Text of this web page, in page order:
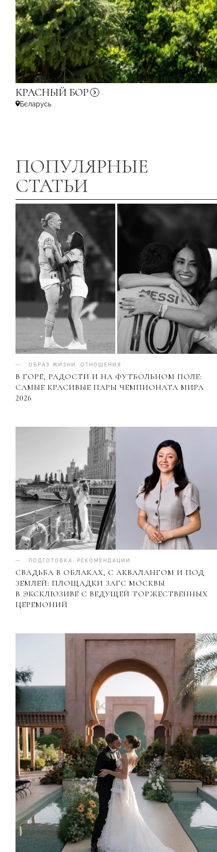
КРАСНЫЙ БОР
Бєларусь
ПОПУЛЯРНЫЕ
СТАТЬИ
ОБРАЗ ЖИЗНИ ОТНОШЕНИЯ
В ГОРЕ, РАДОСТИ И НА ФУТБОЛЬНОМ ПОЛЕ:
САМЫЕ КРАСИВЫЕ ПАРЫ ЧЕМПИОНАТА МИРА
2026
ПОДГОТОВКА РЕКОМЕНДАЦИИ
СВАДЬБА В ОБЛАКАХ, С АКВАЛАНГОМ И ПОД
ЗЕМЛЕЙ: ПЛОЩАДКИ ЗАГС МОСКВЫ
В ЭКСКЛЮЗИВЕ С ВЕДУЩЕЙ ТОРЖЕСТВЕННЫХ
ЦЕРЕМОНИЙ